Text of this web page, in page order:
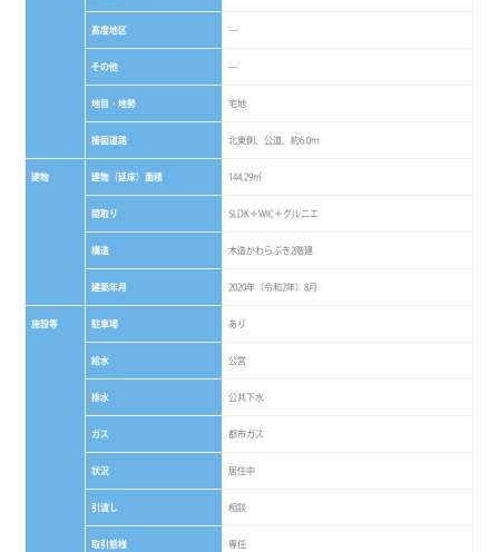
高度地区 ---
その他 ---
地目・地勢 宅地
接面道路 北東側、公道、約6.0ｍ
建物 建物（延床）面積 144.29㎡
間取り 5LDK＋WIC＋グルニエ
構造 木造かわらぶき2階建
建築年月 2020年（令和2年）8月
施設等 駐車場 あり
給水 公営
排水 公共下水
ガス 都市ガス
状況 居住中
引渡し 相談
取引態様 専任